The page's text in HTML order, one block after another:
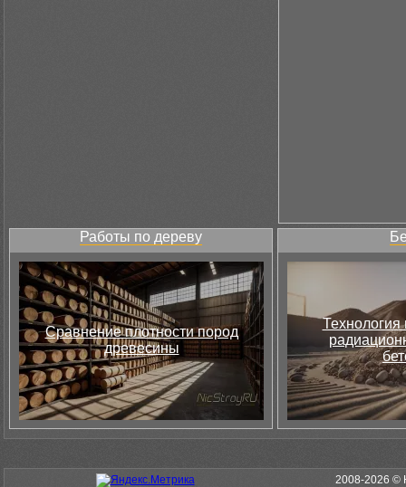
Работы по дереву
Сравнение плотности пород
древесины
Технология
2008-2026 ©